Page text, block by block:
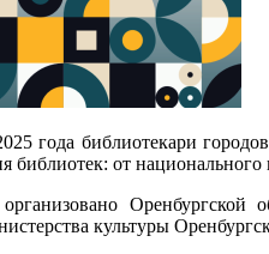
года библиотекари
библиотек: от
культуры